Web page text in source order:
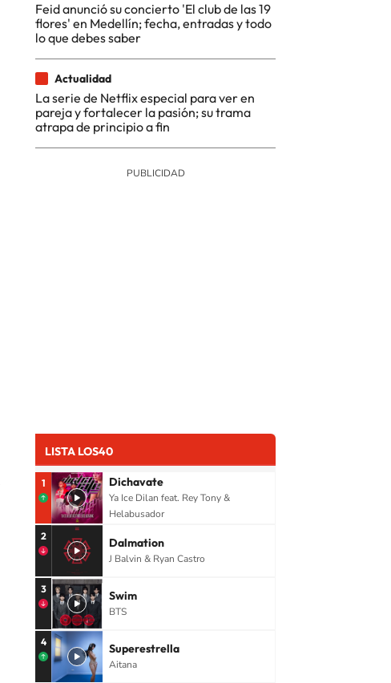
Feid anunció su concierto 'El club de las 19
flores' en Medellín; fecha, entradas y todo
lo que debes saber
Actualidad
La serie de Netflix especial para ver en
pareja y fortalecer la pasión; su trama
atrapa de principio a fin
LISTA LOS40
1 Dichavate
Ya Ice Dilan feat. Rey Tony &
Helabusador
2 Dalmation
J Balvin & Ryan Castro
3 Swim
BTS
4 Superestrella
Aitana